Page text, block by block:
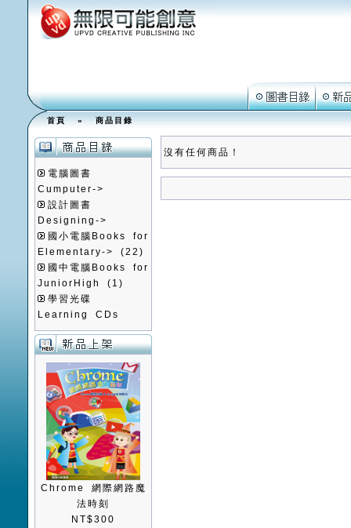
首頁»商品目錄
電腦圖書
Cumputer->
設計圖書
Designing->
國小電腦Books for
Elementary->
(22)
國中電腦Books for
JuniorHigh
(1)
學習光碟
Learning CDs
Chrome 網際網路魔
法時刻
NT$300
沒有任何商品！